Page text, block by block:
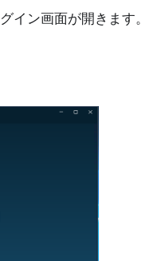
イン画面が開きます。